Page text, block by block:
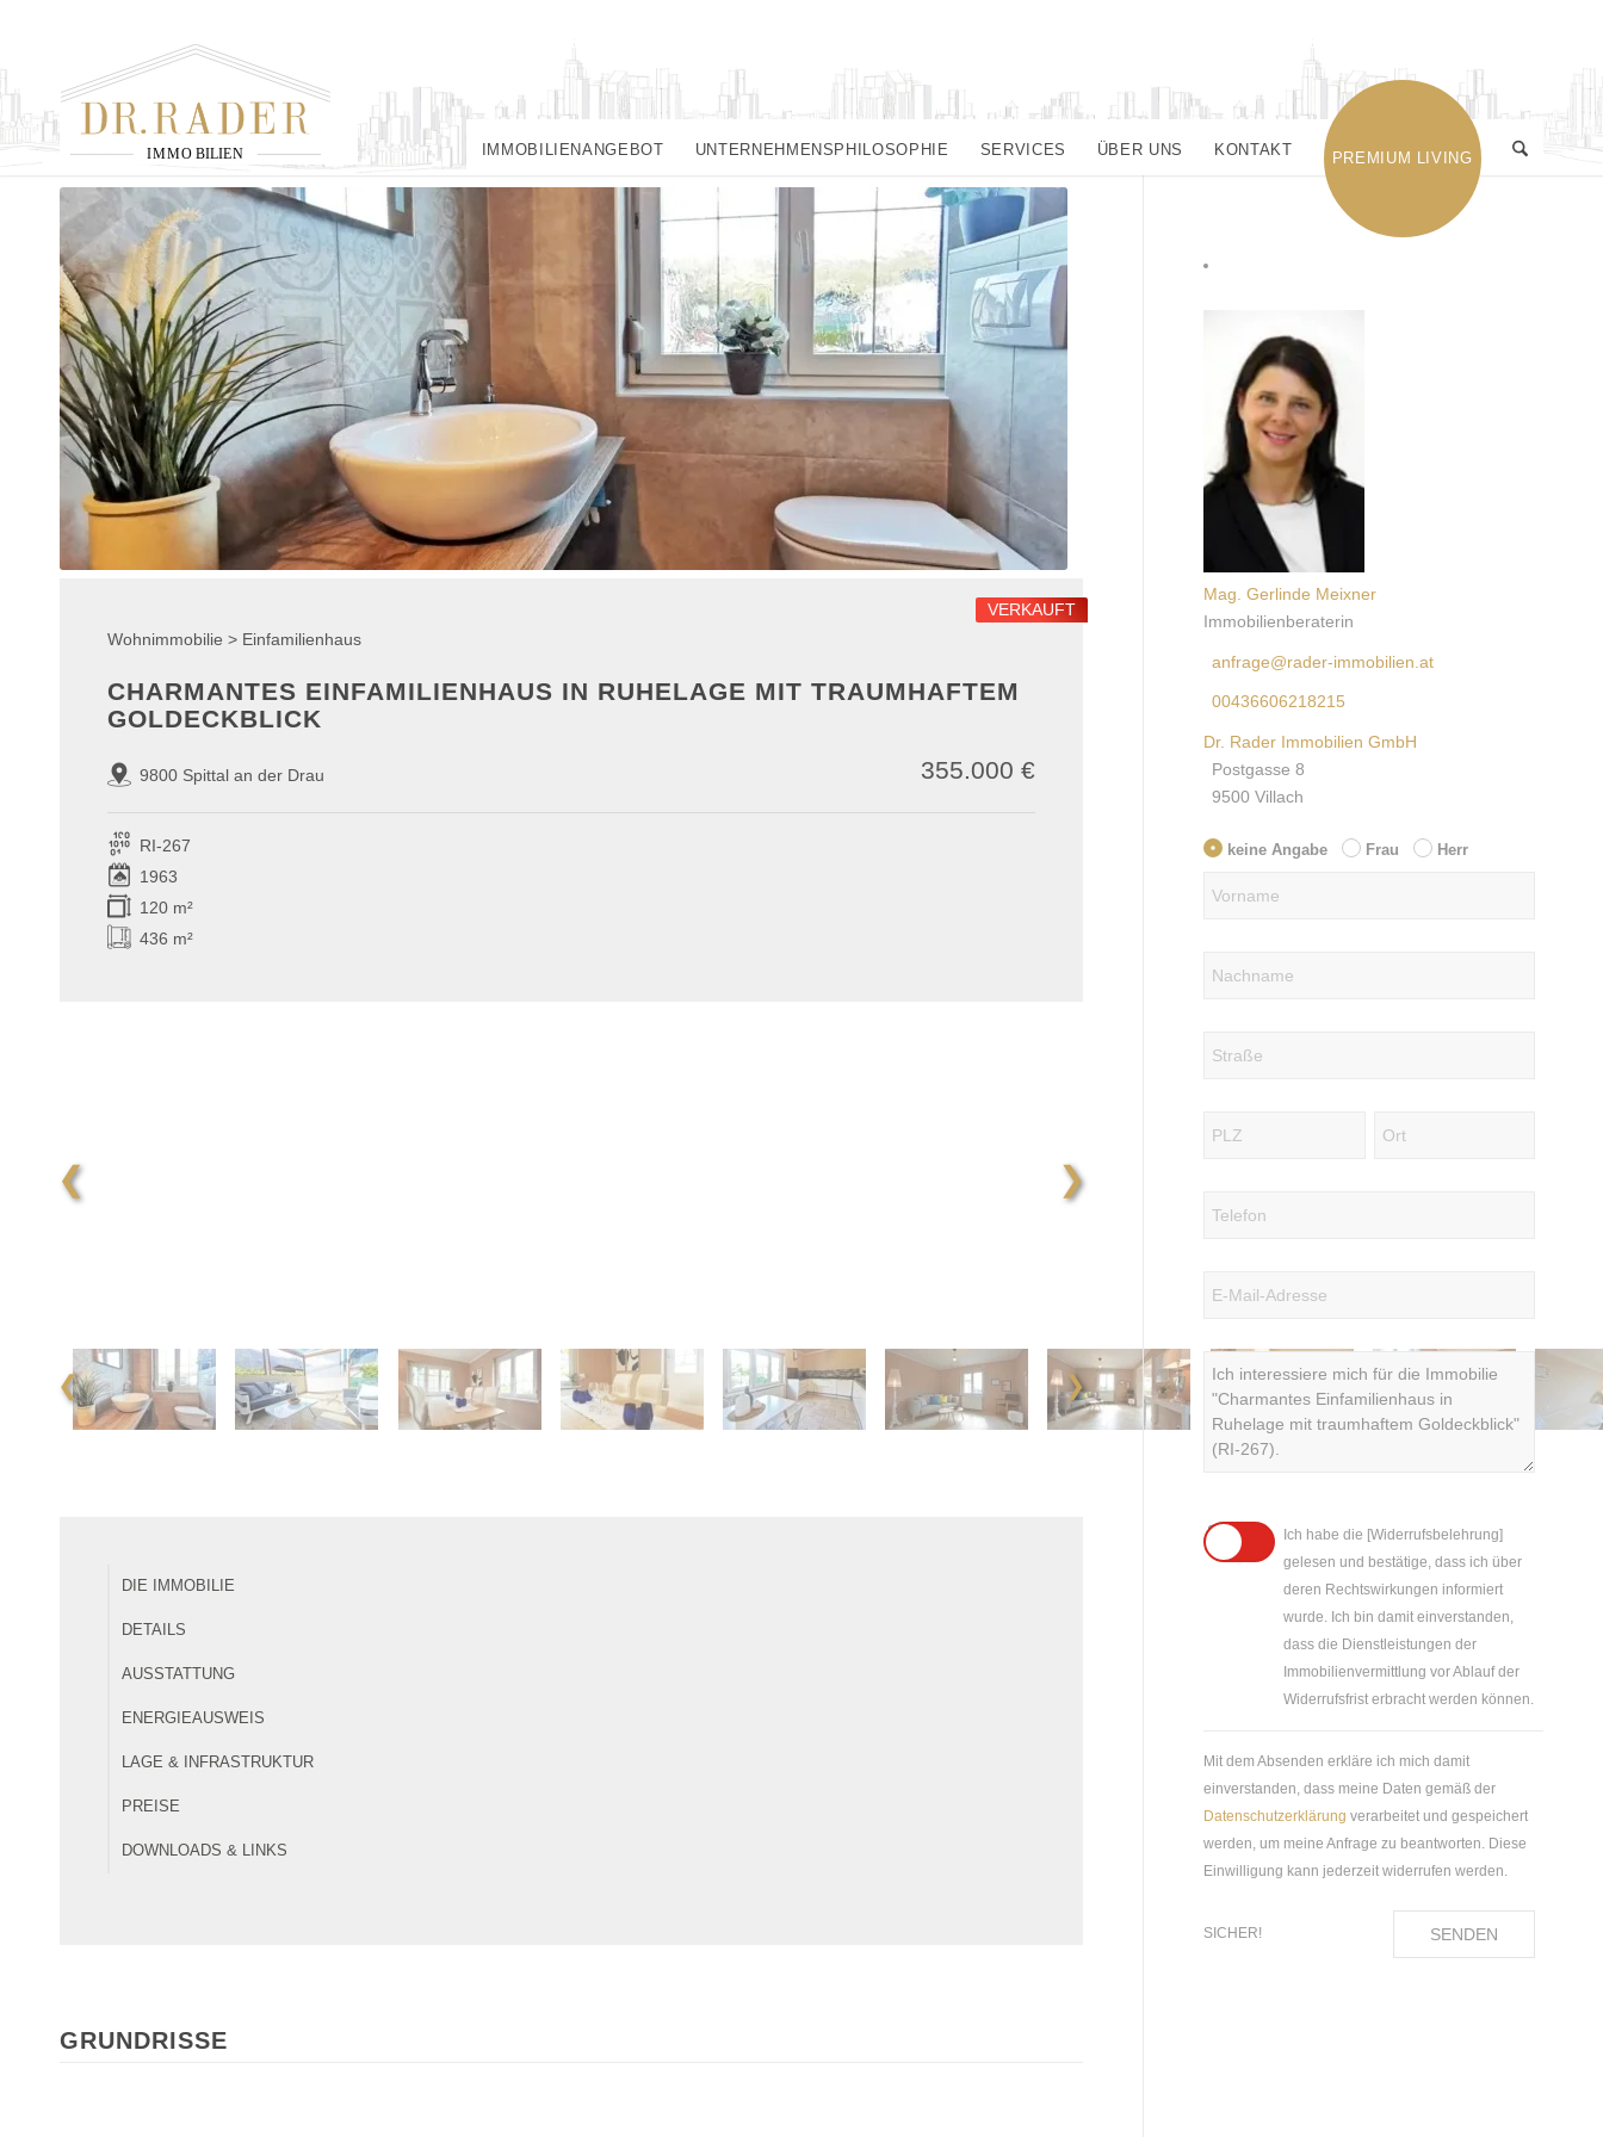
IMMO BILIEN IMMOBILIENANGEBOT UNTERNEHMENSPHILOSOPHIE SERVICES ÜBER UNS KONTAKT PREMIUM LIVING
Wohnimmobilie > Einfamilienhaus
VERKAUFT
CHARMANTES EINFAMILIENHAUS IN RUHELAGE MIT TRAUMHAFTEM
GOLDECKBLICK
9800 Spittal an der Drau 355.000 €
RI-267
1963
120 m²
436 m²
❮ ❯
❮ ❯
DIE IMMOBILIE
DETAILS
AUSSTATTUNG
ENERGIEAUSWEIS
LAGE & INFRASTRUKTUR
PREISE
DOWNLOADS & LINKS
GRUNDRISSE
Mag. Gerlinde Meixner
Immobilienberaterin
anfrage@rader-immobilien.at
00436606218215
Dr. Rader Immobilien GmbH
Postgasse 8
9500 Villach
keine Angabe Frau Herr
Ich habe die [Widerrufsbelehrung]
gelesen und bestätige, dass ich über
deren Rechtswirkungen informiert
wurde. Ich bin damit einverstanden,
dass die Dienstleistungen der
Immobilienvermittlung vor Ablauf der
Widerrufsfrist erbracht werden können.
Mit dem Absenden erkläre ich mich damit
einverstanden, dass meine Daten gemäß der
Datenschutzerklärung verarbeitet und gespeichert
werden, um meine Anfrage zu beantworten. Diese
Einwilligung kann jederzeit widerrufen werden.
SICHER! SENDEN